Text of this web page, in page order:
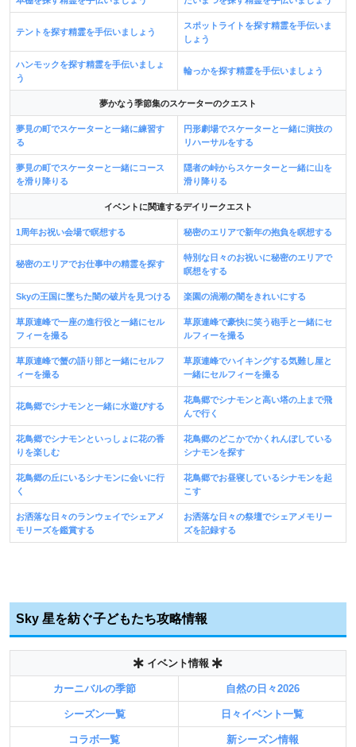
テントを探す精霊を手伝いましょう
スポットライトを探す精霊を手伝いま
しょう
ハンモックを探す精霊を手伝いましょ
う
輪っかを探す精霊を手伝いましょう
夢かなう季節集のスケーターのクエスト
夢見の町でスケーターと一緒に練習す
る
円形劇場でスケーターと一緒に演技の
リハーサルをする
夢見の町でスケーターと一緒にコース
を滑り降りる
隠者の峠からスケーターと一緒に山を
滑り降りる
イベントに関連するデイリークエスト
1周年お祝い会場で瞑想する 秘密のエリアで新年の抱負を瞑想する
秘密のエリアでお仕事中の精霊を探す
特別な日々のお祝いに秘密のエリアで
瞑想をする
Skyの王国に墜ちた闇の破片を見つける 楽園の渦潮の闇をきれいにする
草原連峰で一座の進行役と一緒にセル
フィーを撮る
草原連峰で豪快に笑う砲手と一緒にセ
ルフィーを撮る
草原連峰で蟹の語り部と一緒にセルフ
ィーを撮る
草原連峰でハイキングする気難し屋と
一緒にセルフィーを撮る
花鳥郷でシナモンと一緒に水遊びする
花鳥郷でシナモンと高い塔の上まで飛
んで行く
花鳥郷でシナモンといっしょに花の香
りを楽しむ
花鳥郷のどこかでかくれんぼしている
シナモンを探す
花鳥郷の丘にいるシナモンに会いに行
く
花鳥郷でお昼寝しているシナモンを起
こす
お洒落な日々のランウェイでシェアメ
モリーズを鑑賞する
お洒落な日々の祭壇でシェアメモリー
ズを記録する
Sky 星を紡ぐ子どもたち攻略情報
イベント情報
カーニバルの季節 自然の日々2026
シーズン一覧 日々イベント一覧
コラボ一覧 新シーズン情報